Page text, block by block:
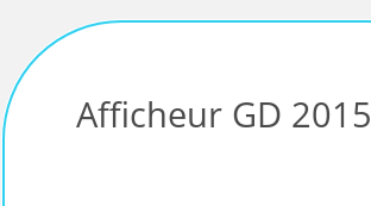
Afficheur GD 2015